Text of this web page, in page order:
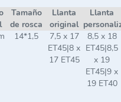
Tamaño
de rosca
Llanta
original
Llanta
14*1,5
7,5 x 17
ET45|8 x
17 ET45
8,5 x 18
ET45|8,5
x 19
ET45|9 x
19 ET40